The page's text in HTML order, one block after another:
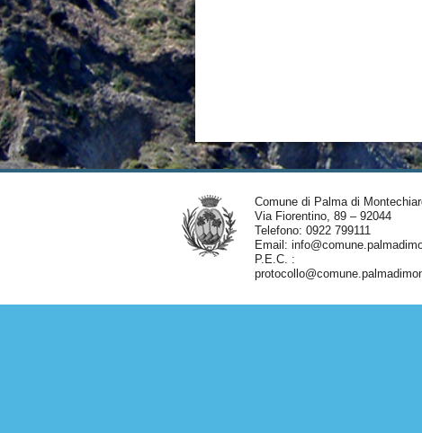
Comune di Palma di
Via Fiorentino, 89 – 92044
Telefono: 0922 799111
Email:
P.E.C. :